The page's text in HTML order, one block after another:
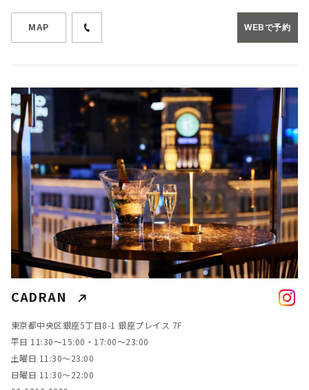
MAP WEBで予約
CADRAN
東京都中央区銀座5丁目8-1 銀座プレイス 7F
平日 11:30～15:00・17:00～23:00
土曜日 11:30～23:00
日曜日 11:30～22:00